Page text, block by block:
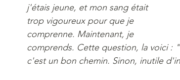
j'étais jeune, et mon sang était
trop vigoureux pour que je
comprenne. Maintenant, je
comprends. Cette question, la voici :
c'est un bon chemin. Sinon, inutile